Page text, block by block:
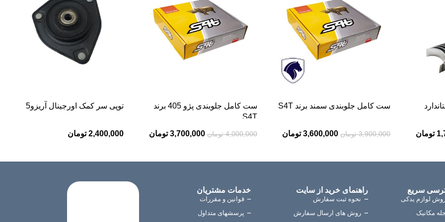
تومان
ست کامل جلوبندی سمند برند S4T
3,900,000 تومان 3,600,000 تومان
ست کامل جلوبندی پژو 405 برند
S4T
4,000,000 تومان 3,700,000 تومان
توپی سر کمک اورجینال آریزو5
2,400,000 تومان
سریع
لوازم یدکی
مکانیک
راهنمای خرید از سایت
نحوه ثبت سفارش
روش های ارسال سفارش
خدمات مشتریان
قوانین و مقررات
پرسشهای متداول